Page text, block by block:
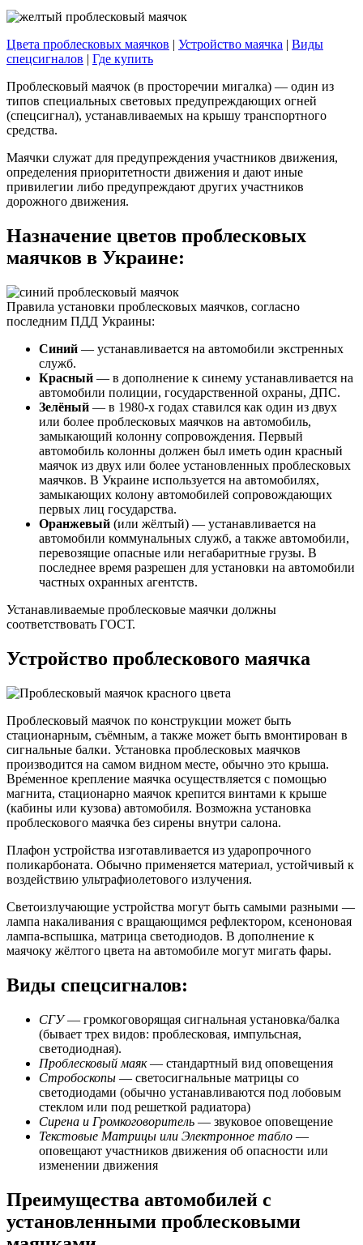
Цвета проблесковых маячков Устройство маячка
Виды
спецсигналов
Где купить
Проблесковый маячок (в просторечии мигалка) — один из
типов специальных световых предупреждающих огней
(спецсигнал), устанавливаемых на крышу транспортного
средства.
Маячки служат для предупреждения участников движения,
определения приоритетности движения и дают иные
привилегии либо предупреждают других участников
дорожного движения.
Назначение цветов проблесковых
маячков в Украине:
Правила установки проблесковых маячков, согласно
последним ПДД Украины:
Синий — устанавливается на автомобили экстренных
служб.
Красный — в дополнение к синему устанавливается на
автомобили полиции, государственной охраны, ДПС.
Зелёный — в 1980-х годах ставился как один из двух
или более проблесковых маячков на автомобиль,
замыкающий колонну сопровождения. Первый
автомобиль колонны должен был иметь один красный
маячок из двух или более установленных проблесковых
маячков. В Украине используется на автомобилях,
замыкающих колону автомобилей сопровождающих
первых лиц государства.
Оранжевый (или жёлтый) — устанавливается на
автомобили коммунальных служб, а также автомобили,
перевозящие опасные или негабаритные грузы. В
последнее время разрешен для установки на автомобили
частных охранных агентств.
Устанавливаемые проблесковые маячки должны
соответствовать ГОСТ.
Устройство проблескового маячка
Проблесковый маячок по конструкции может быть
стационарным, съёмным, а также может быть вмонтирован в
сигнальные балки. Установка проблесковых маячков
производится на самом видном месте, обычно это крыша.
Вре́менное крепление маячка осуществляется с помощью
магнита, стационарно маячок крепится винтами к крыше
(кабины или кузова) автомобиля. Возможна установка
проблескового маячка без сирены внутри салона.
Плафон устройства изготавливается из ударопрочного
поликарбоната. Обычно применяется материал, устойчивый к
воздействию ультрафиолетового излучения.
Светоизлучающие устройства могут быть самыми разными —
лампа накаливания с вращающимся рефлектором, ксеноновая
лампа-вспышка, матрица светодиодов. В дополнение к
маячоку жёлтого цвета на автомобиле могут мигать фары.
Виды спецсигналов:
СГУ— громкоговорящая сигнальная установка/балка
(бывает трех видов: проблесковая, импульсная,
светодиодная).
Проблесковый маяк— стандартный вид оповещения
Стробоскопы — светосигнальные матрицы со
светодиодами (обычно устанавливаются под лобовым
стеклом или под решеткой радиатора)
Сирена и Громкоговоритель — звуковое оповещение
Текстовые Матрицы или Электронное табло —
оповещают участников движения об опасности или
изменении движения
Преимущества автомобилей с
установленными проблесковыми